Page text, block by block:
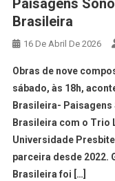
Paisagens
Brasileira
16 De Abril De 2026
Obras de nove
sábado, às 18h,
Brasileira-
Brasileira com o Trio
Universidade
parceira desde 2022.
Brasileira foi […]